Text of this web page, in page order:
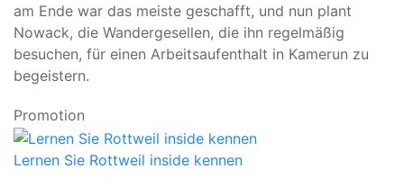
am Ende war das meiste geschafft, und nun plant
Nowack, die Wandergesellen, die ihn regelmäßig
besuchen, für einen Arbeitsaufenthalt in Kamerun zu
begeistern.
Promotion
Lernen Sie Rottweil inside kennen